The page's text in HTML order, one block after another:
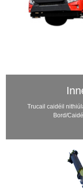
Trucail caidéil
Bord/